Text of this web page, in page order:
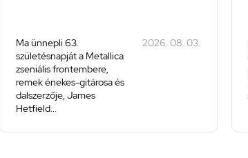
Ma ünnepli 63.
születésnapját a Metallica
zseniális frontembere,
remek énekes-gitárosa és
dalszerzője, James
Hetfield...
2026. 08. 03.